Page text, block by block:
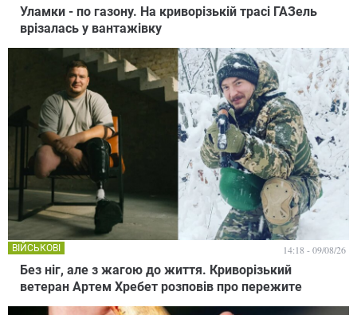
Уламки - по газону. На криворізькій трасі ГАЗель
врізалась у вантажівку
Без ніг, але з жагою до життя. Криворізький
ветеран Артем Хребет розповів про пережите
ВІЙСЬКОВІ 14:18 - 09/08/26